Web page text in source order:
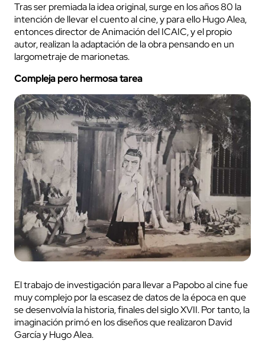
Tras ser premiada la idea original, surge en los años 80 la
intención de llevar el cuento al cine, y para ello Hugo Alea,
entonces director de Animación del ICAIC, y el propio
autor, realizan la adaptación de la obra pensando en un
largometraje de marionetas.
Compleja pero hermosa tarea
El trabajo de investigación para llevar a Papobo al cine fue
muy complejo por la escasez de datos de la época en que
se desenvolvía la historia, finales del siglo XVII. Por tanto, la
imaginación primó en los diseños que realizaron David
García y Hugo Alea.